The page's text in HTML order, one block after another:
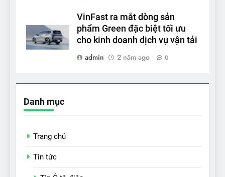
VinFast ra mắt dòng sản
phẩm Green đặc biệt tối ưu
cho kinh doanh dịch vụ vận tải
admin
2 năm ago 0
Danh mục
Trang chủ
Tin tức